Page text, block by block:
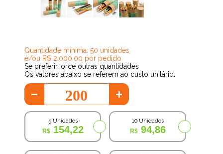
Quantidade mínima: 50 unidades
e/ou R$ 2.000,00 por pedido
Se preferir, orce outras quantidades
Os valores abaixo se referem ao custo unitário.
- +
5 Unidades
154,22
10 Unidades
94,86